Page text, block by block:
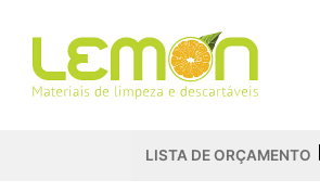
para
conteúdo
Pesquisar por:
LISTA DE ORÇAMENTO